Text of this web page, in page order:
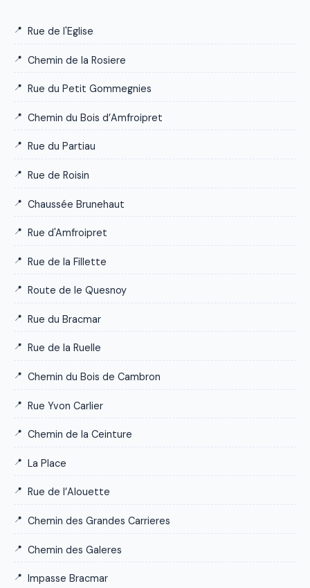
Rue de l'Eglise
Chemin de la Rosiere
Rue du Petit Gommegnies
Chemin du Bois d’Amfroipret
Rue du Partiau
Rue de Roisin
Chaussée Brunehaut
Rue d'Amfroipret
Rue de la Fillette
Route de le Quesnoy
Rue du Bracmar
Rue de la Ruelle
Chemin du Bois de Cambron
Rue Yvon Carlier
Chemin de la Ceinture
La Place
Rue de l’Alouette
Chemin des Grandes Carrieres
Chemin des Galeres
Impasse Bracmar